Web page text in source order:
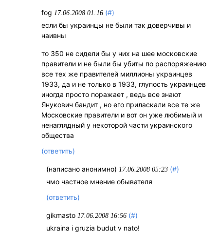
fog 17.06.2008 01:16 (#)
если бы украинцы не были так доверчивы и
наивны
то 350 не сидели бы у них на шее московские
правители и не были бы убиты по распоряжению
все тех же правителей миллионы украинцев
1933, да и не только в 1933, глупость украинцев
иногда просто поражает , ведь все знают
Янукович бандит , но его приласкали все те же
Московские правители и вот он уже любимый и
ненаглядный у некоторой части украинского
общества
(ответить)
(написано анонимно) 17.06.2008 05:23 (#)
чмо частное мнение обывателя
(ответить)
gikmasto 17.06.2008 16:56 (#)
ukraina i gruzia budut v nato!